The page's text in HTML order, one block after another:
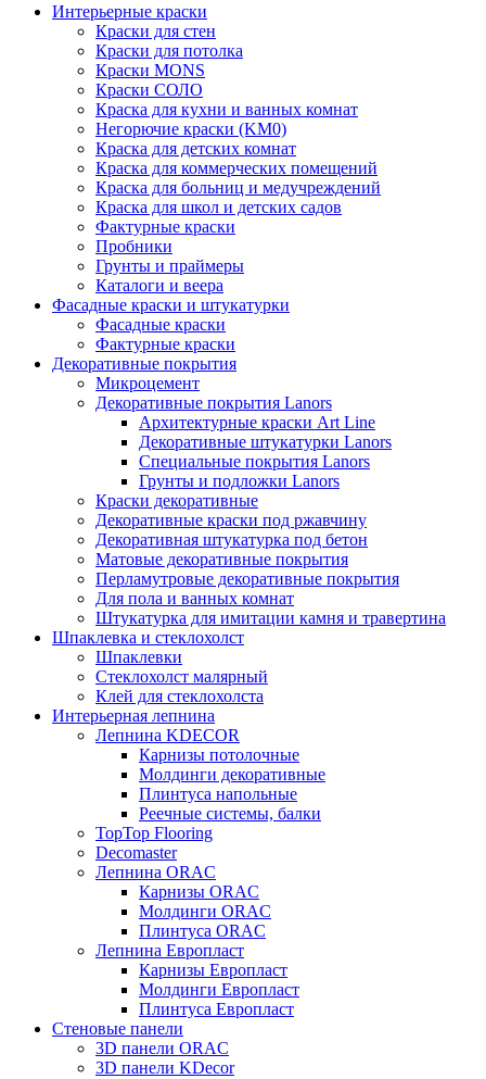
Интерьерные краски
Краски для стен
Краски для потолка
Краски MONS
Краски СОЛО
Краска для кухни и ванных комнат
Негорючие краски (KM0)
Краска для детских комнат
Краска для коммерческих помещений
Краска для больниц и медучреждений
Краска для школ и детских садов
Фактурные краски
Пробники
Грунты и праймеры
Каталоги и веера
Фасадные краски и штукатурки
Фасадные краски
Фактурные краски
Декоративные покрытия
Микроцемент
Декоративные покрытия Lanors
Архитектурные краски Art Line
Декоративные штукатурки Lanors
Специальные покрытия Lanors
Грунты и подложки Lanors
Краски декоративные
Декоративные краски под ржавчину
Декоративная штукатурка под бетон
Матовые декоративные покрытия
Перламутровые декоративные покрытия
Для пола и ванных комнат
Штукатурка для имитации камня и травертина
Шпаклевка и стеклохолст
Шпаклевки
Стеклохолст малярный
Клей для стеклохолста
Интерьерная лепнина
Лепнина KDECOR
Карнизы потолочные
Молдинги декоративные
Плинтуса напольные
Реечные системы, балки
TopTop Flooring
Decomaster
Лепнина ORAC
Карнизы ORAC
Молдинги ORAC
Плинтуса ORAC
Лепнина Европласт
Карнизы Европласт
Молдинги Европласт
Плинтуса Европласт
Стеновые панели
3D панели ORAC
3D панели KDecor